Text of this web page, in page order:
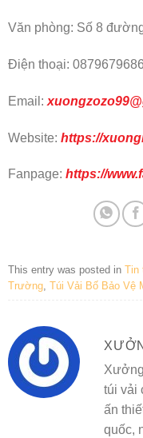
Văn phòng: Số 8
Điện thoại:
Email:
Website: https://
Fanpage: https://
This entry was posted in Tin
Trường Túi Vải Bố Bảo Vệ
túi vải
ấn
quốc,